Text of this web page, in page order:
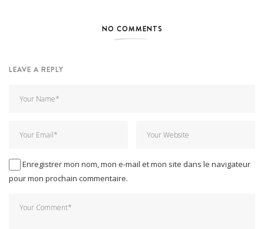
NO COMMENTS
LEAVE A REPLY
Enregistrer mon nom, mon e-mail et mon site dans le navigateur
pour mon prochain commentaire.